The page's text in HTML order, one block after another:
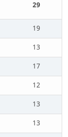
29
19
13
17
12
13
13